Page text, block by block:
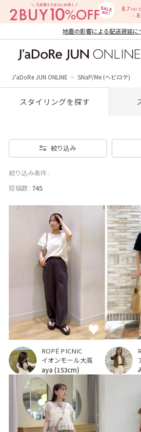
地震の影響による配送遅延に
ン オンライン）
J'aDoRe JUN ONLINE SNaP/Me (ヘビロテ)
スタイリングを探す
絞り込み
絞り込み条件 :
投稿数 : 745
ROPÉ PICNIC
イオンモール大高
aya (153cm)